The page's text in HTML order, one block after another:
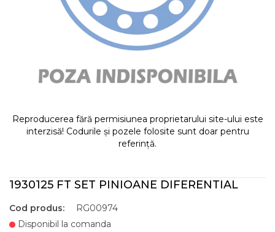
Reproducerea fără permisiunea proprietarului site-ului este
interzisă! Codurile și pozele folosite sunt doar pentru
referință.
1930125 FT SET PINIOANE DIFERENTIAL
Cod produs:
RG00974
Disponibil la comanda